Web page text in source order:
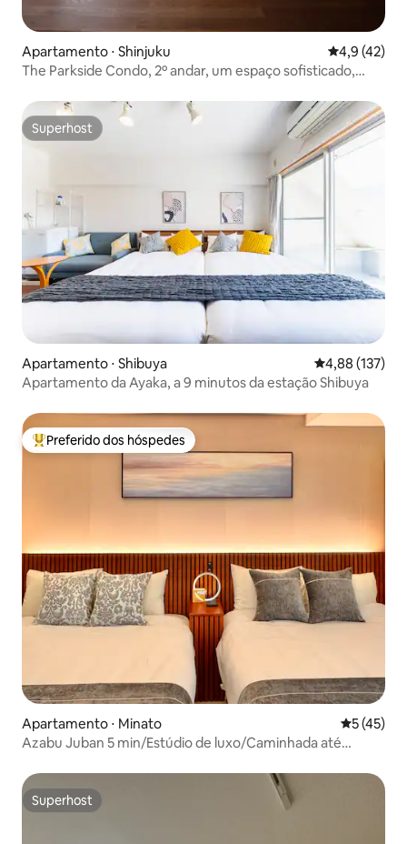
Apartamento ⋅ Shinjuku 4,9 de uma
4,9 (42)
The Parkside Condo, 2º andar, um espaço sofisticado,
Superhost
Superhost
Apartamento ⋅ Shibuya 4,88 de uma
4,88 (137)
Apartamento da Ayaka, a 9 minutos da estação Shibuya
Entre os melhores preferidos dos hóspedes
Preferido dos hóspedes
Apartamento ⋅ Minato 5 de uma
5 (45)
Azabu Juban 5 min/Estúdio de luxo/Caminhada até
Superhost
Superhost